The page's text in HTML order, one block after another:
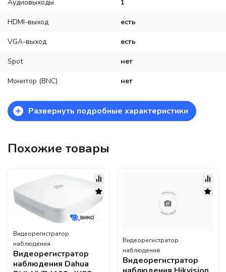
Аудиовыходы 1
HDMI-выход есть
VGA-выход есть
Spot нет
Монитор (BNC) нет
+ Развернуть подробные характеристики
Похожие товары
Видеорегистратор
наблюдения
Видеорегистратор
наблюдения Dahua
Видеорегистратор
наблюдения
Видеорегистратор